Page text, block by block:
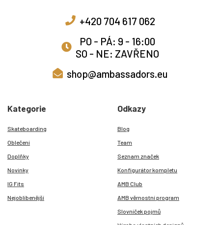
+420 704 617 062
PO - PÁ: 9 - 16:00
SO - NE: ZAVŘENO
shop@ambassadors.eu
Kategorie
Skateboarding
Oblečení
Doplňky
Novinky
IG Fits
Nejoblíbenější
Odkazy
Blog
Team
Seznam značek
Konfigurátor kompletu
AMB Club
AMB věrnostní program
Slovníček pojmů